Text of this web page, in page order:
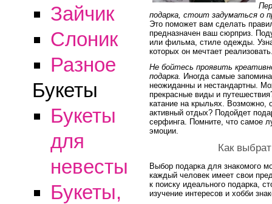
Зайчик
Слоник
Разное
Букеты
Букеты
для
невесты
Букеты,
подарка, стоит задуматься о
Это поможет вам сделать
предназначен ваш сюрприз.
или фильма, стиле одежды.
которых он мечтает
Не бойтесь проявить
подарка. Иногда самые
неожиданны и нестандартны.
прекрасные виды и
катание на крыльях. Возможно,
активный отдых? Подойдет
серфинга. Помните, что самое
эмоции.
Как
Выбор подарка для знакомого
каждый человек имеет свои
к поиску идеального подарка,
изучение интересов и хобби